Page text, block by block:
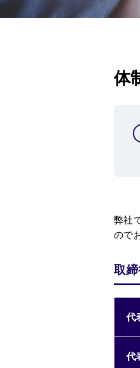
体
弊社
ので
取
代
代